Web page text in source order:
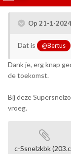
Op 21-1-
Dat is @Bertus
Dank je, erg knap
de toekomst.
Bij deze
vroeg.
c-Ssnelzkbk